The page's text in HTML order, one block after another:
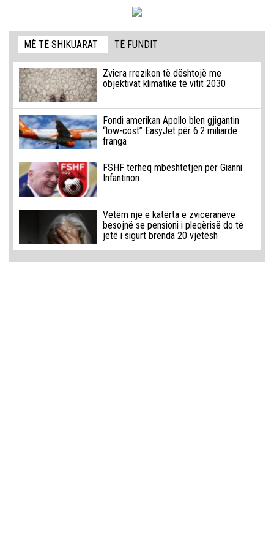
MË TË SHIKUARAT TË FUNDIT
Zvicra rrezikon të dështojë me
objektivat klimatike të vitit 2030
Fondi amerikan Apollo blen gjigantin
“low-cost” EasyJet për 6.2 miliardë
franga
FSHF tërheq mbështetjen për Gianni
Infantinon
Vetëm një e katërta e zviceranëve
besojnë se pensioni i pleqërisë do të
jetë i sigurt brenda 20 vjetësh